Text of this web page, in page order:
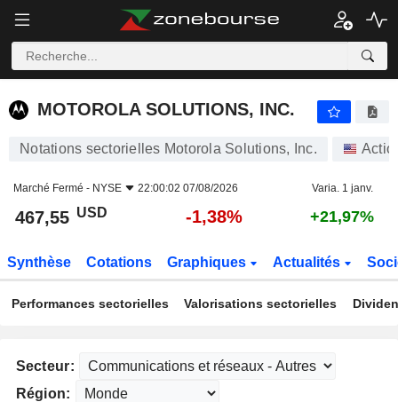
MOTOROLA SOLUTIONS, INC.
MOTOROLA SOLUTIONS, INC.
Notations sectorielles Motorola Solutions, Inc.
Marché Fermé - NYSE 22:00:02 07/08/2026 Varia. 1 janv.
467,55 USD -1,38% +21,97%
Synthèse Cotations Graphiques Actualités
Performances sectorielles Valorisations sectorielles
Secteur:
Région: